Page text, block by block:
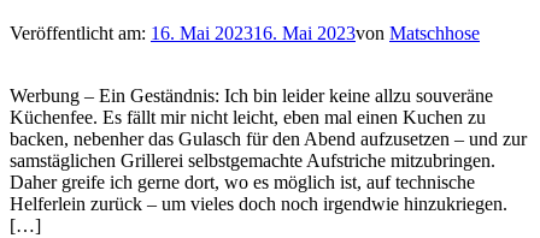
Veröffentlicht am: 16. Mai 202316. Mai 2023von Matschhose
Werbung – Ein Geständnis: Ich bin leider keine allzu souveräne
Küchenfee. Es fällt mir nicht leicht, eben mal einen Kuchen zu
backen, nebenher das Gulasch für den Abend aufzusetzen – und zur
samstäglichen Grillerei selbstgemachte Aufstriche mitzubringen.
Daher greife ich gerne dort, wo es möglich ist, auf technische
Helferlein zurück – um vieles doch noch irgendwie hinzukriegen.
[…]